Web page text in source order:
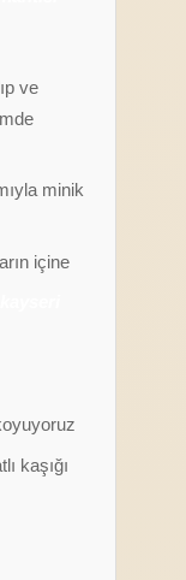
ve
minik
içine
kaşığı